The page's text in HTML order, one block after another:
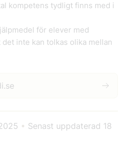
kompetens tydligt finns med i
för elever med
inte kan tolkas olika mellan
• Senast uppdaterad 18